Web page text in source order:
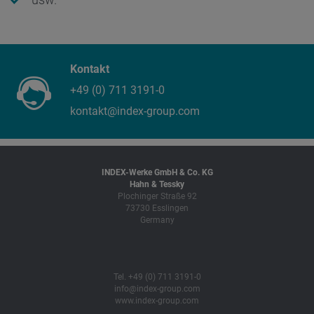
Kontakt
+49 (0) 711 3191-0
kontakt@index-group.com
INDEX-Werke GmbH & Co. KG
Hahn & Tessky
Plochinger Straße 92
73730 Esslingen
Germany
Tel. +49 (0) 711 3191-0
info@index-group.com
www.index-group.com